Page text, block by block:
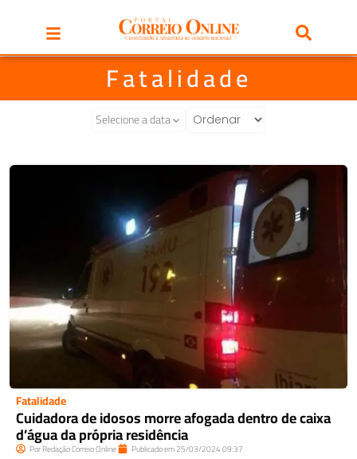
Fatalidade
Selecione a data
Fatalidade
Cuidadora de idosos morre afogada dentro de caixa
d’água da própria residência
PorRedação Correio Online Publicado em25/03/202409:37